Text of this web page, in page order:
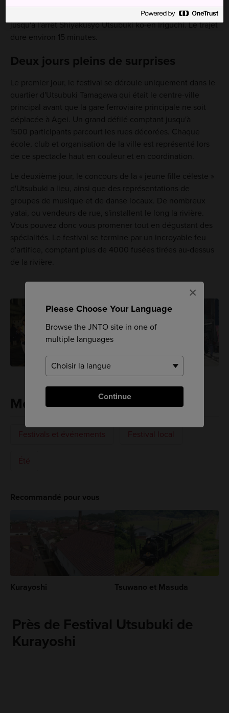
Please Choose Your Language
Browse the JNTO site in one of
multiple languages
Continue
×
Prenez le bus Hinomaru au départ de la gare de Kurayoshi
jusqu'à l'arrêt Shiyakusyo Utsubuki ko-en Iriguchi. Le trajet
dure environ 15 minutes.
Deux jours pleins de surprises
Le premier jour, le festival se déroule uniquement dans le
quartier d'Utsubuki Tamagawa qui était le centre-ville
principal avant que la gare ferroviaire principale ne soit
déplacée à Agei. Un grand défilé comptant jusqu'à
1500 participants parcourt les rues décorées. Chaque
école, club et organisation de la ville est représenté lors
de ce spectacle haut en couleur et en coordination.
Le deuxième jour, le concours de la « jeune fille céleste »
d'Utsubuki a lieu, ainsi que des représentations de
groupes de musique et de danse locaux. De nombreux
yatai, ou vendeurs de rue, s'installent le long la rivière.
Vous pouvez donc vous promener tout en dégustant des
spécialités. Le festival se termine par un incroyable feu
d'artifice, comptant plus de 4000 fusées tirées au-dessus
de la rivière.
Mots-clés
Festivals et événements Festival local
Été
Recommandé pour vous
Kurayoshi Tsuwano et Masuda
Près de Festival Utsubuki de
Kurayoshi